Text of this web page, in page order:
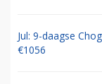
Jul: 9-daagse
€1056